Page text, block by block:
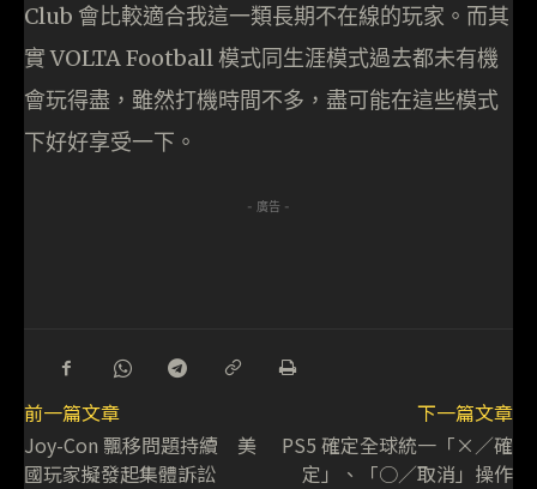
Club 會比較適合我這一類長期不在線的玩家。而其
實 VOLTA Football 模式同生涯模式過去都未有機
會玩得盡，雖然打機時間不多，盡可能在這些模式
下好好享受一下。
- 廣告 -
前一篇文章
Joy-Con 飄移問題持續 美
國玩家擬發起集體訴訟
下一篇文章
PS5 確定全球統一「×／確
定」、「○／取消」操作